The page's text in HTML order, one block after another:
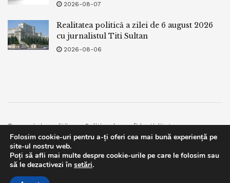
2026-08-07
Realitatea politică a zilei de 6 august 2026
cu jurnalistul Titi Sultan
2026-08-06
Termeni si conditii
Politica de confidentialitate
Facebook
Contact
© 2019bpnews- Business & Politics Newsbpnews.
Folosim cookie-uri pentru a-ți oferi cea mai bună experiență pe
site-ul nostru web.
Poți să afli mai multe despre cookie-urile pe care le folosim sau
să le dezactivezi în setări.
This website uses GDPR cookies. By continuing to use this
website you are giving consent to cookies being used. Visit our